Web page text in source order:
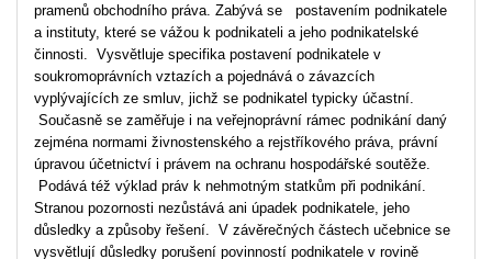
pramenů obchodního práva. Zabývá se postavením podnikatele
a instituty, které se vážou k podnikateli a jeho podnikatelské
činnosti. Vysvětluje specifika postavení podnikatele v
soukromoprávních vztazích a pojednává o závazcích
vyplývajících ze smluv, jichž se podnikatel typicky účastní.
Současně se zaměřuje i na veřejnoprávní rámec podnikání daný
zejména normami živnostenského a rejstříkového práva, právní
úpravou účetnictví i právem na ochranu hospodářské soutěže.
Podává též výklad práv k nehmotným statkům při podnikání.
Stranou pozornosti nezůstává ani úpadek podnikatele, jeho
důsledky a způsoby řešení. V závěrečných částech učebnice se
vysvětlují důsledky porušení povinností podnikatele v rovině